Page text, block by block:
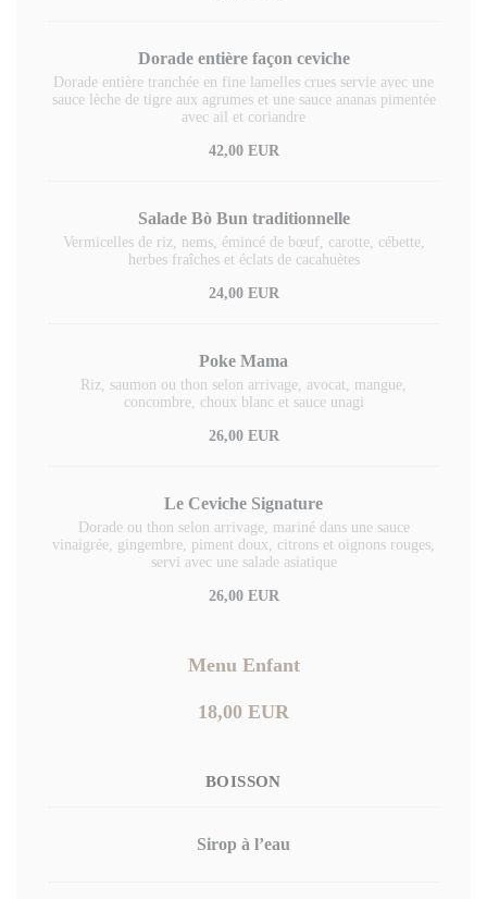
Dorade entière façon ceviche
Dorade entière tranchée en fine lamelles crues servie avec une
sauce lèche de tigre aux agrumes et une sauce ananas pimentée
avec ail et coriandre
42,00 EUR
Salade Bò Bun traditionnelle
Vermicelles de riz, nems, émincé de bœuf, carotte, cébette,
herbes fraîches et éclats de cacahuètes
24,00 EUR
Poke Mama
Riz, saumon ou thon selon arrivage, avocat, mangue,
concombre, choux blanc et sauce unagi
26,00 EUR
Le Ceviche Signature
Dorade ou thon selon arrivage, mariné dans une sauce
vinaigrée, gingembre, piment doux, citrons et oignons rouges,
servi avec une salade asiatique
26,00 EUR
Menu Enfant
18,00 EUR
BOISSON
Sirop à l’eau